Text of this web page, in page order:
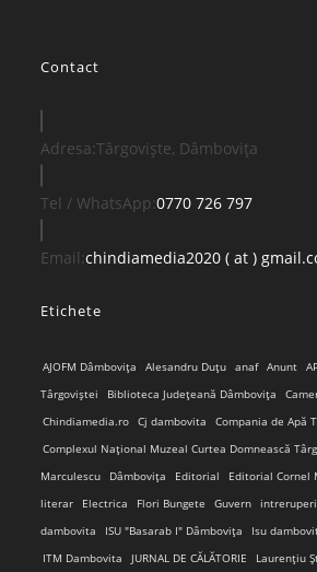
Contact
Adresa:Târgoviște, Dâmbovița
Tel / WhatsApp:0770 726 797Opens
your
Email:chindiamedia2020 ( at )
Etichete
AJOFM Dâmbovița Alesandru Duțu anaf Anunt
Târgoviștei
Biblioteca Județeană Dâmbovița
Chindiamedia.ro
Cj dambovita
Compania de Apă
Complexul Național Muzeal Curtea Domnească
Marculescu
Dâmbovița Editorial Editorial Cornel
literar
Electrica Flori Bungete Guvern
dambovita
ISU "Basarab I" Dâmbovița
Isu
ITM Dambovita
JURNAL DE CĂLĂTORIE Laurențiu